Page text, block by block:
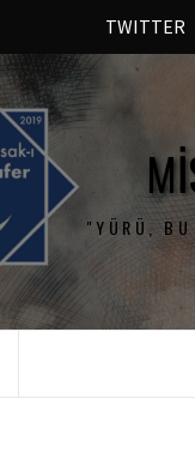
TWITTER
"YÜRÜ,